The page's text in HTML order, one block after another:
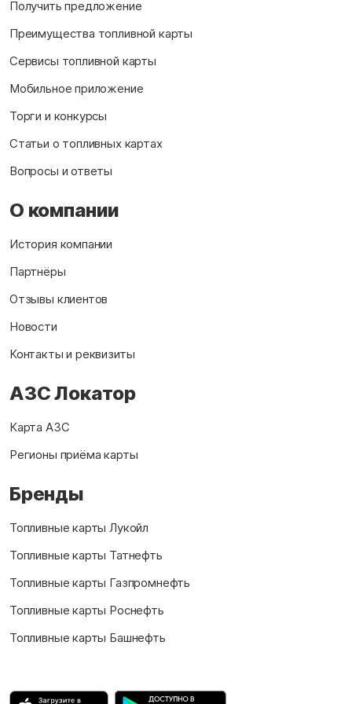
Получить предложение
Преимущества топливной карты
Сервисы топливной карты
Мобильное приложение
Торги и конкурсы
Статьи о топливных картах
Вопросы и ответы
О компании
История компании
Партнёры
Отзывы клиентов
Новости
Контакты и реквизиты
АЗС Локатор
Карта АЗС
Регионы приёма карты
Бренды
Топливные карты Лукойл
Топливные карты Татнефть
Топливные карты Газпромнефть
Топливные карты Роснефть
Топливные карты Башнефть